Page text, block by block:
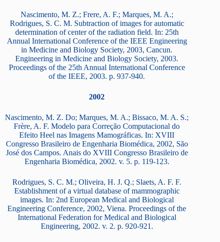
Nascimento, M. Z.; Frere, A. F.; Marques, M. A.;
Rodrigues, S. C. M. Subtraction of images for automatic
determination of center of the radiation field. In: 25th
Annual International Conference of the IEEE Engineering
in Medicine and Biology Society, 2003, Cancun.
Engineering in Medicine and Biology Society, 2003.
Proceedings of the 25th Annual International Conference
of the IEEE, 2003. p. 937-940.
2002
Nascimento, M. Z. Do; Marques, M. A.; Bissaco, M. A. S.;
Frère, A. F. Modelo para Correção Computacional do
Efeito Heel nas Imagens Mamográficas. In: XVIII
Congresso Brasileiro de Engenharia Biomédica, 2002, São
José dos Campos. Anais do XVIII Congresso Brasileiro de
Engenharia Biomédica, 2002. v. 5. p. 119-123.
Rodrigues, S. C. M.; Oliveira, H. J. Q.; Slaets, A. F. F.
Establishment of a virtual database of mammographic
images. In: 2nd European Medical and Biological
Engineering Conference, 2002, Viena. Proceedings of the
International Federation for Medical and Biological
Engineering, 2002. v. 2. p. 920-921.